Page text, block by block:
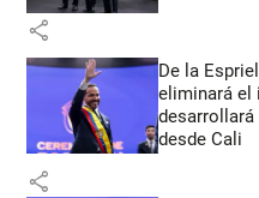
share
De la
eliminará el
desde Cali
share